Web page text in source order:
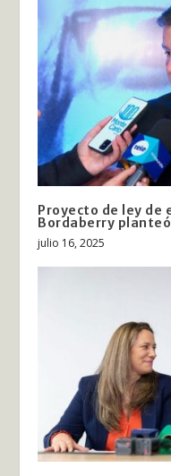
Proyecto de ley de
Bordaberry
julio 16, 2025